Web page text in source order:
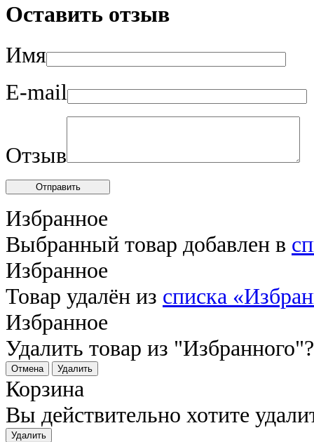
Оставить отзыв
Имя
E-mail
Отзыв
Отправить
Избранное
Выбранный товар добавлен в
Избранное
Товар удалён из списка
Избранное
Удалить товар из "Избранного"?
Отмена Удалить
Корзина
Вы действительно хотите
Удалить